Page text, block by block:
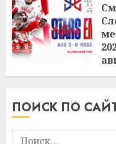
ПОИСК ПО
Найти: